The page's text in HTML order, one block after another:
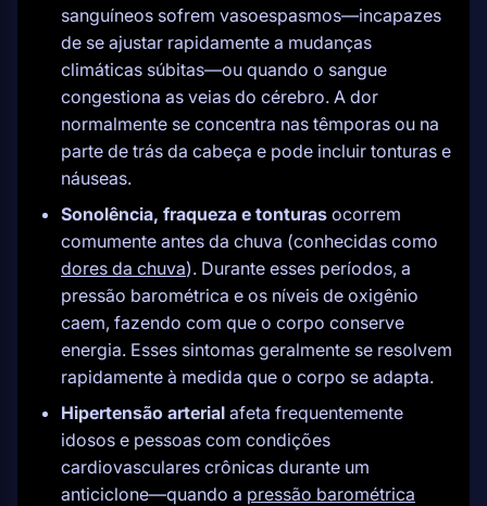
sanguíneos sofrem vasoespasmos—incapazes
de se ajustar rapidamente a mudanças
climáticas súbitas—ou quando o sangue
congestiona as veias do cérebro. A dor
normalmente se concentra nas têmporas ou na
parte de trás da cabeça e pode incluir tonturas e
náuseas.
Sonolência, fraqueza e tonturas ocorrem
comumente antes da chuva (conhecidas como
dores da chuva). Durante esses períodos, a
pressão barométrica e os níveis de oxigênio
caem, fazendo com que o corpo conserve
energia. Esses sintomas geralmente se resolvem
rapidamente à medida que o corpo se adapta.
Hipertensão arterial afeta frequentemente
idosos e pessoas com condições
cardiovasculares crônicas durante um
anticiclone—quando a pressão barométrica